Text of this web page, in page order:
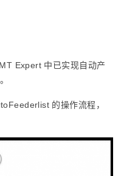
Expert 中已实现自动产
的操作流程，